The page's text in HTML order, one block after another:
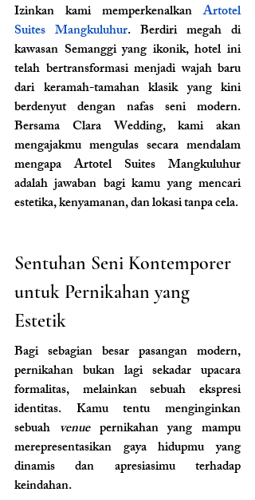
Izinkan kami memperkenalkan Artotel
Suites Mangkuluhur. Berdiri megah di
kawasan Semanggi yang ikonik, hotel ini
telah bertransformasi menjadi wajah baru
dari keramah-tamahan klasik yang kini
berdenyut dengan nafas seni modern.
Bersama Clara Wedding, kami akan
mengajakmu mengulas secara mendalam
mengapa Artotel Suites Mangkuluhur
adalah jawaban bagi kamu yang mencari
estetika, kenyamanan, dan lokasi tanpa cela.
Sentuhan Seni Kontemporer
untuk Pernikahan yang
Estetik
Bagi sebagian besar pasangan modern,
pernikahan bukan lagi sekadar upacara
formalitas, melainkan sebuah ekspresi
identitas. Kamu tentu menginginkan
sebuah venue pernikahan yang mampu
merepresentasikan gaya hidupmu yang
dinamis dan apresiasimu terhadap
keindahan.